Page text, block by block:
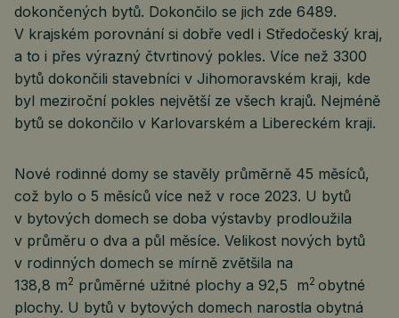
dokončených bytů. Dokončilo se jich zde 6489.
V krajském porovnání si dobře vedl i Středočeský kraj,
a to i přes výrazný čtvrtinový pokles. Více než 3300
bytů dokončili stavebníci v Jihomoravském kraji, kde
byl meziroční pokles největší ze všech krajů. Nejméně
bytů se dokončilo v Karlovarském a Libereckém kraji.
Nové rodinné domy se stavěly průměrně 45 měsíců,
což bylo o 5 měsíců více než v roce 2023. U bytů
v bytových domech se doba výstavby prodloužila
v průměru o dva a půl měsíce. Velikost nových bytů
v rodinných domech se mírně zvětšila na
138,8 m2 průměrné užitné plochy a 92,5 m2 obytné
plochy. U bytů v bytových domech narostla obytná